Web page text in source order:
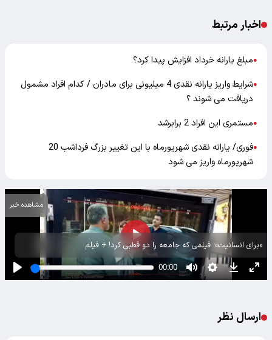
اخبار مرتبط
●مبلغ یارانه خرداد افزایش پیدا کرد؟
●
شرایط واریز یارانه نقدی 4 میلیونی برای مادران / کدام افراد مشمول
دریافت می شوند ؟
●مستمری این افراد 2 برابرشد
●
فوری/ یارانه نقدی شهریورماه با این تغییر بزرگ فرداشب 20
شهریورماه واریز می شود
«برای انسانیت»؛ فیلمی که جامعه را دو قطبی کرد! + فیلم
مشاهده خبر
ارسال نظر